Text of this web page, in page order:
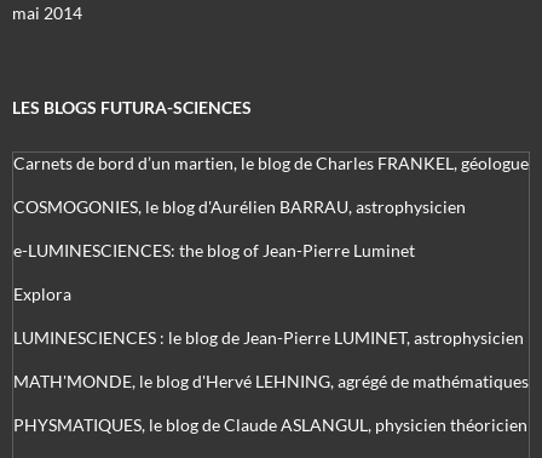
mai 2014
LES BLOGS FUTURA-SCIENCES
Carnets de bord d’un martien, le blog de Charles FRANKEL, géologue
COSMOGONIES, le blog d'Aurélien BARRAU, astrophysicien
e-LUMINESCIENCES: the blog of Jean-Pierre Luminet
Explora
LUMINESCIENCES : le blog de Jean-Pierre LUMINET, astrophysicien
MATH'MONDE, le blog d'Hervé LEHNING, agrégé de mathématiques
PHYSMATIQUES, le blog de Claude ASLANGUL, physicien théoricien